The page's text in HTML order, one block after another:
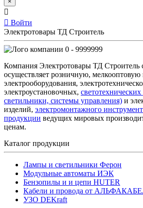
Войти
Электротовары ТД Строитель
0 - 9999999
Компания Электротовары ТД Строитель
осуществляет розничную,
электрооборудования,
электроустановочных,
светильники, системы управления) и
изделий, электромонтажного
продукции ведущих мировых
ценам.
Каталог продукции
Лампы и светильники Ферон
Модульные автоматы ИЭК
Бензопилы и и цепи HUTER
Кабели и провода от
УЗО DEKraft